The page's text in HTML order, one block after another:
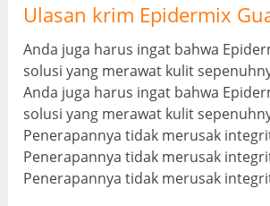
Ulasan krim Epidermix
Anda juga harus ingat bahwa
solusi yang merawat kulit
Anda juga harus ingat bahwa
solusi yang merawat kulit
Penerapannya tidak merusak
Penerapannya tidak merusak
Penerapannya tidak merusak